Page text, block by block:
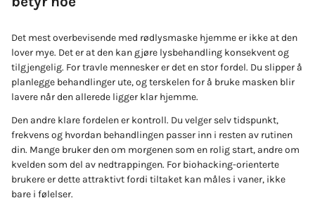
Det mest overbevisende med rødlysmaske hjemme er ikke at den
lover mye. Det er at den kan gjøre lysbehandling konsekvent og
tilgjengelig. For travle mennesker er det en stor fordel. Du slipper å
planlegge behandlinger ute, og terskelen for å bruke masken blir
lavere når den allerede ligger klar hjemme.
Den andre klare fordelen er kontroll. Du velger selv tidspunkt,
frekvens og hvordan behandlingen passer inn i resten av rutinen
din. Mange bruker den om morgenen som en rolig start, andre om
kvelden som del av nedtrappingen. For biohacking-orienterte
brukere er dette attraktivt fordi tiltaket kan måles i vaner, ikke
bare i følelser.